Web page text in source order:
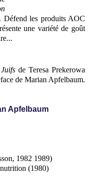
. Défend les produits AOC
une variété de goût
de Teresa Prekerowa
de Marian Apfelbaum.
Apfelbaum
1982 1989)
(1980)